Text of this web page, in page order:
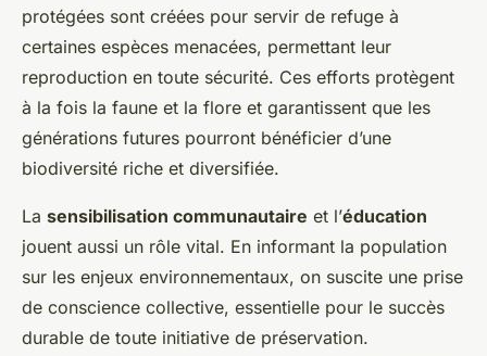
protégées sont créées pour servir de refuge à
certaines espèces menacées, permettant leur
reproduction en toute sécurité. Ces efforts protègent
à la fois la faune et la flore et garantissent que les
générations futures pourront bénéficier d’une
biodiversité riche et diversifiée.
La sensibilisation communautaire et l’éducation
jouent aussi un rôle vital. En informant la population
sur les enjeux environnementaux, on suscite une prise
de conscience collective, essentielle pour le succès
durable de toute initiative de préservation.